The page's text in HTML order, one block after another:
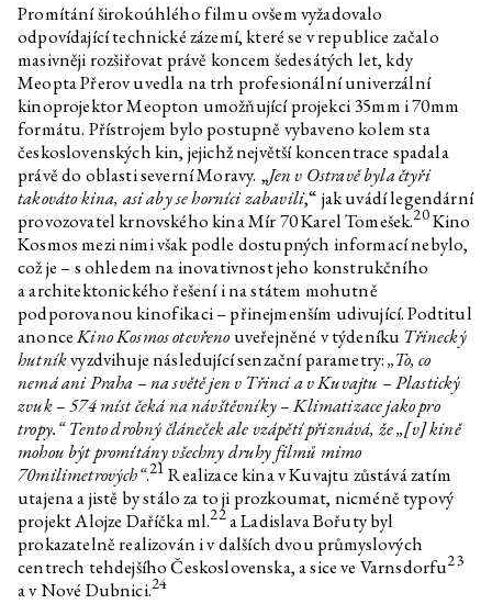
Promítání širokoúhlého filmu ovšem vyžadovalo
odpovídající technické zázemí, které se v republice začalo
masivněji rozšiřovat právě koncem šedesátých let, kdy
Meopta Přerov uvedla na trh profesionální univerzální
kinoprojektor Meopton umožňující projekci 35mm i 70mm
formátu. Přístrojem bylo postupně vybaveno kolem sta
československých kin, jejichž největší koncentrace spadala
právě do oblasti severní Moravy. „Jen v Ostravě byla čtyři
takováto kina, asi aby se horníci zabavili,“ jak uvádí legendární
provozovatel krnovského kina Mír 70 Karel Tomešek.20Kino
Kosmos mezi nimi však podle dostupných informací nebylo,
což je – s ohledem na inovativnost jeho konstrukčního
a architektonického řešení i na státem mohutně
podporovanou kinofikaci – přinejmenším udivující. Podtitul
anonceKino Kosmos otevřeno uveřejněné v týdeníku Třinecký
hutníkvyzdvihuje následující senzační parametry:„To, co
nemá ani Praha – na světě jen v Třinci a v Kuvajtu – Plastický
zvuk – 574 míst čeká na návštěvníky – Klimatizace jako pro
tropy.“ Tento drobný článeček ale vzápětí přiznává, že „[v] kině
mohou být promítány všechny druhy filmů mimo
70milimetrových“.21 Realizace kina v Kuvajtu zůstává zatím
utajena a jistě by stálo za to ji prozkoumat, nicméně typový
projekt Alojze Daříčka ml.22a Ladislava Bořuty byl
prokazatelně realizován i v dalších dvou průmyslových
centrech tehdejšího Československa, a sice ve Varnsdorfu23
a v Nové Dubnici.24